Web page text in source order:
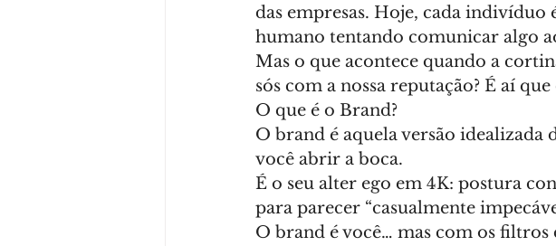
das empresas. Hoje, cada
humano tentando comunicar algo
Mas o que acontece quando a
sós com a nossa reputação? É aí
O que é o Brand?
O brand é aquela versão idealizada
você abrir a boca.
É o seu alter ego em 4K: postura
para parecer “casualmente
O brand é você… mas com os filtros